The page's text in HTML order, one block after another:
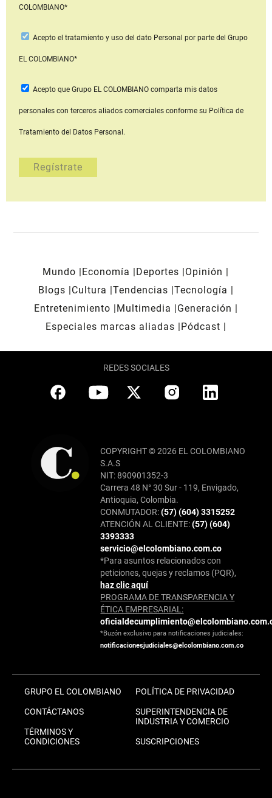
COLOMBIANO*
Acepto el tratamiento y uso del dato Personal por parte del Grupo
EL COLOMBIANO*
Acepto que Grupo EL COLOMBIANOcomparta mis datos
personales con terceros aliados comerciales conforme su Política de
Tratamiento del Datos Personal.
Mundo Economía Deportes
Opinión
Blogs
Cultura Tendencias Tecnología
Entretenimiento
Multimedia
Generación
Especiales marcas aliadas
Pódcast
REDES SOCIALES
COPYRIGHT © 2026 EL COLOMBIANO
S.A.S
NIT: 890901352-3
Carrera 48 N° 30 Sur - 119, Envigado,
Antioquia, Colombia.
CONMUTADOR:(57) (604) 3315252
ATENCIÓN AL CLIENTE:(57) (604)
3393333
servicio@elcolombiano.com.co
*Para asuntos relacionados con
peticiones, quejas y reclamos (PQR),
haz clic aquí
PROGRAMA DE TRANSPARENCIA Y
ÉTICA EMPRESARIAL:
*Buzón exclusivo para notificaciones judiciales:
notificacionesjudiciales@elcolombiano.com.co
GRUPO EL COLOMBIANO
CONTÁCTANOS
TÉRMINOS Y
CONDICIONES
POLÍTICA DE PRIVACIDAD
SUPERINTENDENCIA DE
INDUSTRIA Y COMERCIO
SUSCRIPCIONES